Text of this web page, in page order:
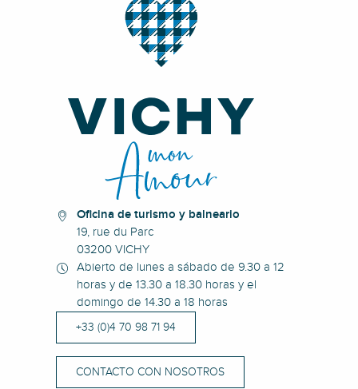
Oficina de turismo y balneario
19, rue du Parc
03200 VICHY
Abierto de lunes a sábado de 9.30 a 12
horas y de 13.30 a 18.30 horas y el
domingo de 14.30 a 18 horas
+33 (0)4 70 98 71 94
CONTACTO CON NOSOTROS